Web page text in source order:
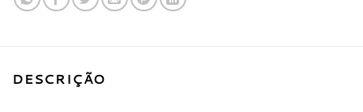
DESCRIÇÃO